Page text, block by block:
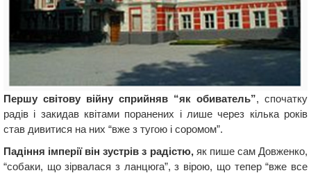
Першу світову війну сприйняв “як обиватель”, спочатку
радів і закидав квітами поранених і лише через кілька років
став дивитися на них “вже з тугою і соромом”.
Падіння імперії він зустрів з радістю,як пише сам Довженко,
“собаки, що зірвалася з ланцюга”, з вірою, що тепер “вже все